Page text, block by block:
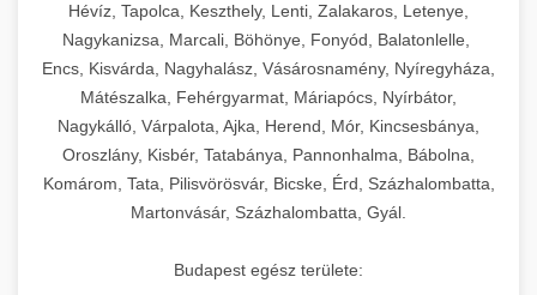
Hévíz, Tapolca, Keszthely, Lenti, Zalakaros, Letenye,
Nagykanizsa, Marcali, Böhönye, Fonyód, Balatonlelle,
Encs, Kisvárda, Nagyhalász, Vásárosnamény, Nyíregyháza,
Mátészalka, Fehérgyarmat, Máriapócs, Nyírbátor,
Nagykálló, Várpalota, Ajka, Herend, Mór, Kincsesbánya,
Oroszlány, Kisbér, Tatabánya, Pannonhalma, Bábolna,
Komárom, Tata, Pilisvörösvár, Bicske, Érd, Százhalombatta,
Martonvásár, Százhalombatta, Gyál.
Budapest egész területe: